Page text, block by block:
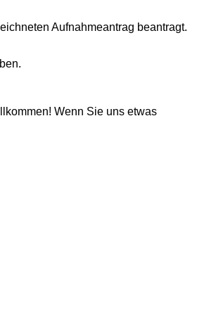
Aufnahmeantrag beantragt.
Wenn Sie uns etwas